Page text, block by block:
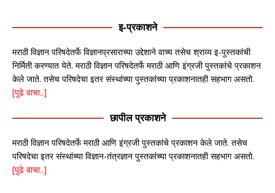
इ-प्रकाशने
मराठी विज्ञान परिषदेतर्फे विज्ञानप्रसाराच्या उद्देशाने वाच्य तसेच श्राव्य इ-पुस्तकांची
निर्मिती करण्यात येते. मराठी विज्ञान परिषदेतर्फे मराठी आणि इंग्रजी पुस्तकांचे प्रकाशन
केले जाते. तसेच परिषदेचा इतर संस्थांच्या पुस्तकांच्या प्रकाशनातही सहभाग असतो.
[पुढे वाचा..]
छापील प्रकाशने
मराठी विज्ञान परिषदेतर्फे मराठी आणि इंग्रजी पुस्तकांचे प्रकाशन केले जाते. तसेच
परिषदेचा इतर संस्थांच्या विज्ञान-तंत्रज्ञान पुस्तकांच्या प्रकाशनातही सहभाग असतो.
[पुढे वाचा..]